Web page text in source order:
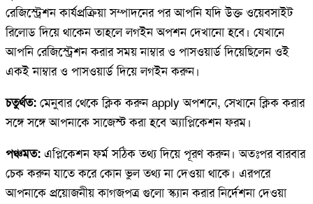
রেজিস্ট্রেশন কার্যপ্রক্রিয়া সম্পাদনের পর আপনি যদি উক্ত ওয়েবসাইট
রিলোড দিয়ে থাকেন তাহলে লগইন অপশন দেখানো হবে। যেখানে
আপনি রেজিস্ট্রেশন করার সময় নাম্বার ও পাসওয়ার্ড দিয়েছিলেন ওই
একই নাম্বার ও পাসওয়ার্ড দিয়ে লগইন করুন।
চতুর্থত: মেনুবার থেকে ক্লিক করুন apply অপশনে, সেখানে ক্লিক করার
সঙ্গে সঙ্গে আপনাকে সাজেস্ট করা হবে অ্যাপ্লিকেশন ফরম।
পঞ্চমত: এপ্লিকেশন ফর্ম সঠিক তথ্য দিয়ে পূরণ করুন। অতঃপর বারবার
চেক করুন যাতে করে কোন ভুল তথ্য না দেওয়া থাকে। এরপরে
আপনাকে প্রয়োজনীয় কাগজপত্র গুলো স্ক্যান করার নির্দেশনা দেওয়া